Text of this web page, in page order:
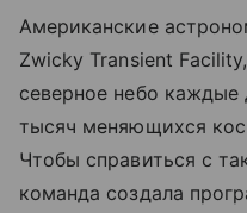
Американские
Zwicky Transient
северное небо каждые
тысяч меняющихся
Чтобы справиться с
команда создала